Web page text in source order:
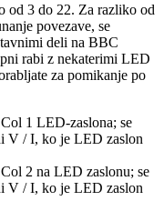
od 3 do 22. Za razliko od
povezave, se
deli na BBC
rabi z nekaterimi LED
za pomikanje po
1 LED-zaslona; se
V / I, ko je LED zaslon
2 na LED zaslonu; se
V / I, ko je LED zaslon